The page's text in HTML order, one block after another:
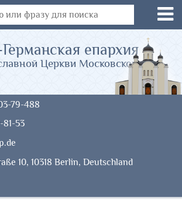
79-488
81-53
10, 10318 Berlin, Deutschland
епархия
Церкви Московского